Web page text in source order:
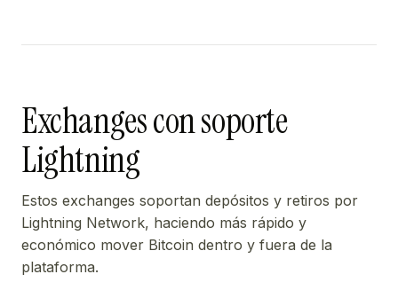
Exchanges con soporte
Lightning
Estos exchanges soportan depósitos y retiros por
Lightning Network, haciendo más rápido y
económico mover Bitcoin dentro y fuera de la
plataforma.